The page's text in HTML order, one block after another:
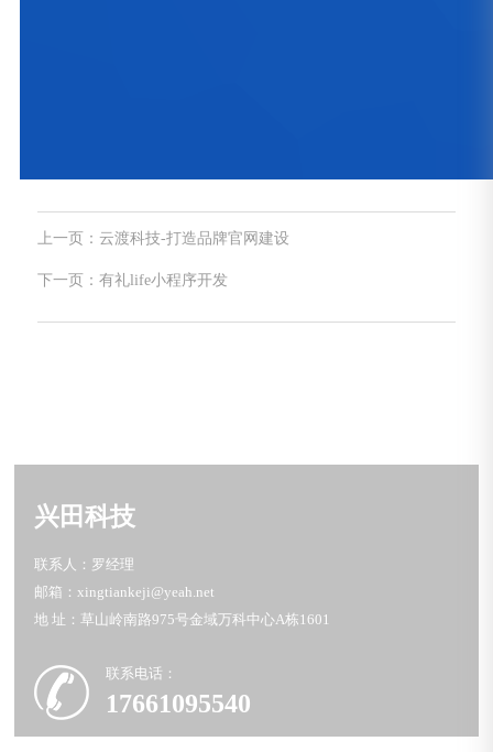
上一页：云渡科技-打造品牌官网建设
下一页：有礼life小程序开发
兴田科技
联系人：罗经理
邮箱：xingtiankeji@yeah.net
地 址：草山岭南路975号金域万科中心A栋1601
联系电话：
17661095540